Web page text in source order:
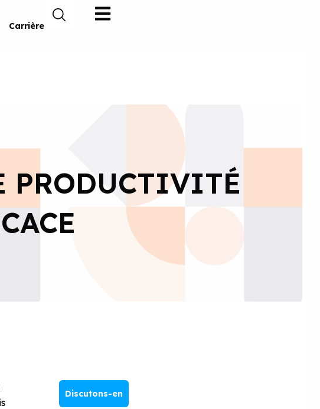
Carrière
PRODUCTIVITÉ
Discutons-en